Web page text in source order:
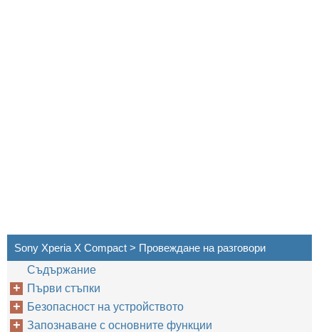
Sony Xperia X Compact > Провеждане на разговори
Съдържание
Първи стъпки
Безопасност на устройството
Запознаване с основните функции